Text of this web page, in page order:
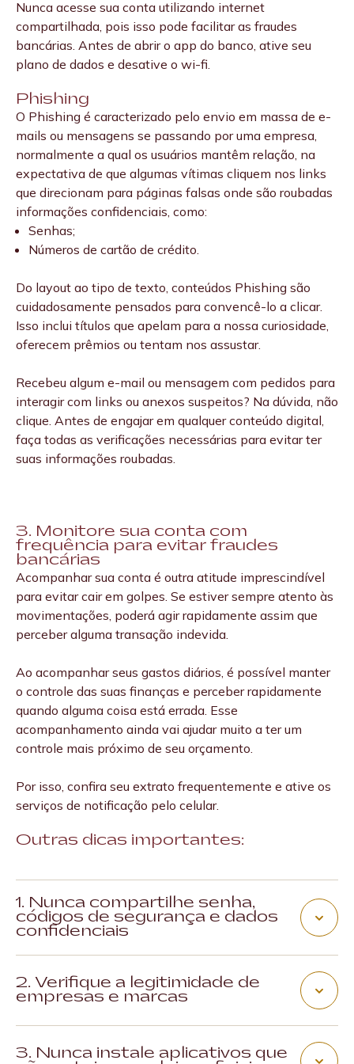
No entanto, antes de sair postando cada momento da
sua rotina, avalie se o que está compartilhando poderia
ser usado por criminosos virtuais. Pode parecer exagero,
mas mesmo uma simples foto num restaurante, por
que você frequenta, o seu perfil de consumo e os
amigos que você tem.
Portanto, use suas redes sociais com moderação,
coloque filtros de privacidade em todos os seus perfis e
evite entrar em detalhes ao fazer postagens.
Nunca acesse sua conta utilizando internet
compartilhada, pois isso pode facilitar as fraudes
bancárias. Antes de abrir o app do banco, ative seu
plano de dados e desative o wi-fi.
Phishing
O Phishing é caracterizado pelo envio em massa de e-
mails ou mensagens se passando por uma empresa,
normalmente a qual os usuários mantêm relação, na
expectativa de que algumas vítimas cliquem nos links
que direcionam para páginas falsas onde são roubadas
informações confidenciais, como:
Senhas;
Números de cartão de crédito.
Do layout ao tipo de texto, conteúdos Phishing são
cuidadosamente pensados para convencê-lo a clicar.
Isso inclui títulos que apelam para a nossa curiosidade,
oferecem prêmios ou tentam nos assustar.
Recebeu algum e-mail ou mensagem com pedidos para
interagir com links ou anexos suspeitos? Na dúvida, não
clique. Antes de engajar em qualquer conteúdo digital,
faça todas as verificações necessárias para evitar ter
suas informações roubadas.
3. Monitore sua conta com
frequência para evitar fraudes
bancárias
Acompanhar sua conta é outra atitude imprescindível
para evitar cair em golpes. Se estiver sempre atento às
movimentações, poderá agir rapidamente assim que
perceber alguma transação indevida.
Ao acompanhar seus gastos diários, é possível manter
o controle das suas finanças e perceber rapidamente
quando alguma coisa está errada. Esse
acompanhamento ainda vai ajudar muito a ter um
controle mais próximo de seu orçamento.
Por isso, confira seu extrato frequentemente e ative os
serviços de notificação pelo celular.
Outras dicas importantes:
1. Nunca compartilhe senha,
códigos de segurança e dados
confidenciais
mais recomendado é não as compartilhar nunca. Nem
mesmo com instituições: bancos, corretoras e empresas
legítimas nunca solicitarão informações pessoais ou
2. Verifique a legitimidade de
empresas e marcas
de empresas e marcas, especialmente com relação aos
3. Nunca instale aplicativos que